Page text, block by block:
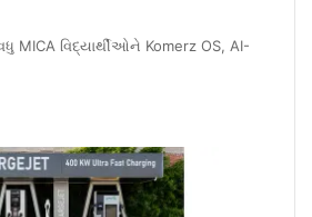
MICA વિદ્યાર્થીઓને Komerz OS, AI-